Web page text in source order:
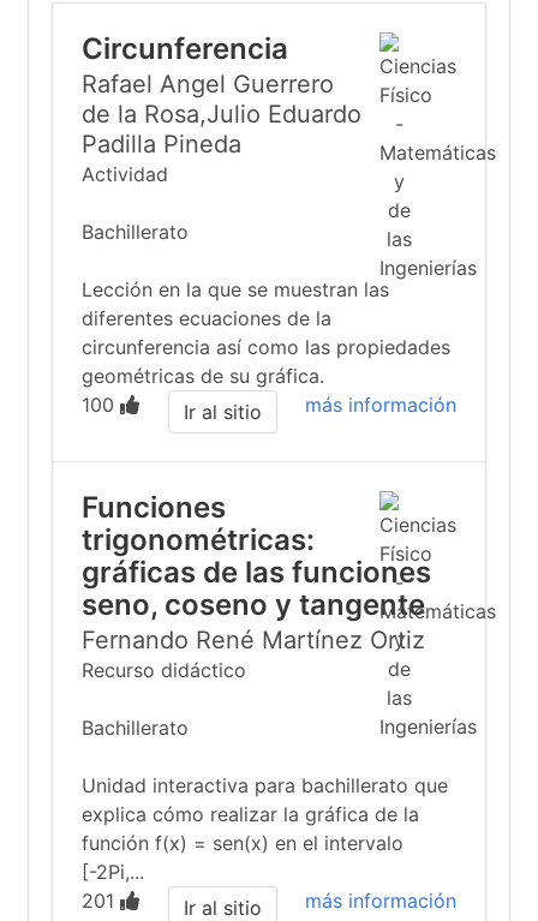
Circunferencia
Rafael Angel Guerrero
de la Rosa,Julio Eduardo
Padilla Pineda
Actividad
Bachillerato
Lección en la que se muestran las
diferentes ecuaciones de la
circunferencia así como las propiedades
geométricas de su gráfica.
100
más información
Ir al sitio
Funciones
trigonométricas:
gráficas de las funciones
seno, coseno y tangente
Fernando René Martínez Ortiz
Recurso didáctico
Bachillerato
Unidad interactiva para bachillerato que
explica cómo realizar la gráfica de la
función f(x) = sen(x) en el intervalo
[-2Pi,...
201
más información
Ir al sitio